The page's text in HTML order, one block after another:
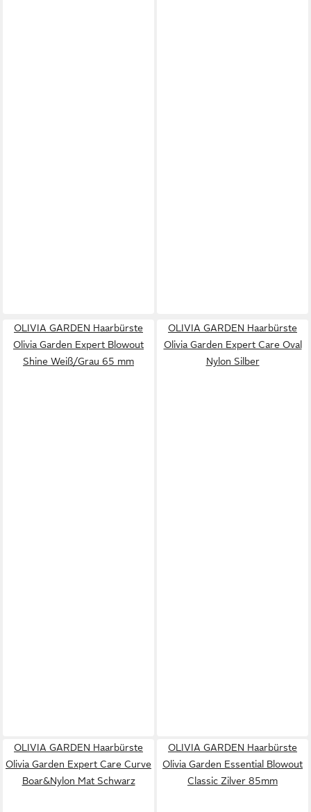
OLIVIA GARDEN Haarbürste
Olivia Garden Expert Blowout
Shine Weiß/Grau 65 mm
OLIVIA GARDEN Haarbürste
Olivia Garden Expert Care Oval
Nylon Silber
OLIVIA GARDEN Haarbürste
Olivia Garden Expert Care Curve
Boar&Nylon Mat Schwarz
OLIVIA GARDEN Haarbürste
Olivia Garden Essential Blowout
Classic Zilver 85mm